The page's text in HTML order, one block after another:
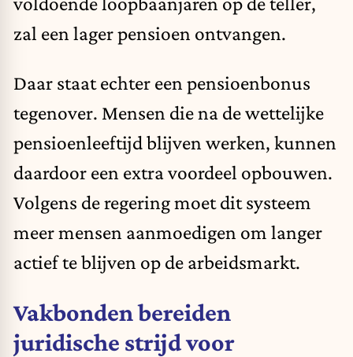
zal een lager pensioen ontvangen.
Daar staat echter een pensioenbonus
tegenover. Mensen die na de wettelijke
pensioenleeftijd blijven werken, kunnen
daardoor een extra voordeel opbouwen.
Volgens de regering moet dit systeem
meer mensen aanmoedigen om langer
actief te blijven op de arbeidsmarkt.
Vakbonden bereiden
juridische strijd voor